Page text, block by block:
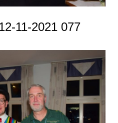
11-2021 077